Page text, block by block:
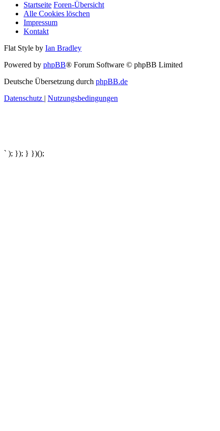
Startseite Foren-Übersicht
Alle Cookies löschen
Impressum
Kontakt
Flat Style by Ian Bradley
Powered by phpBB® Forum Software © phpBB Limited
Deutsche Übersetzung durch phpBB.de
Datenschutz | Nutzungsbedingungen
` ); }); } })();